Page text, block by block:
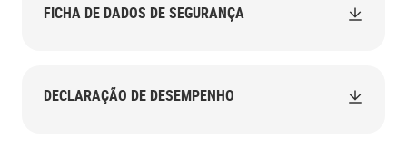
FICHA DE DADOS DE SEGURANÇA
DECLARAÇÃO DE DESEMPENHO